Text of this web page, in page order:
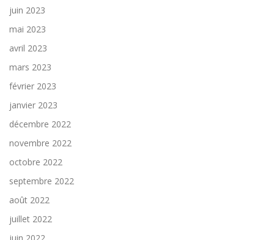
juin 2023
mai 2023
avril 2023
mars 2023
février 2023
janvier 2023
décembre 2022
novembre 2022
octobre 2022
septembre 2022
août 2022
juillet 2022